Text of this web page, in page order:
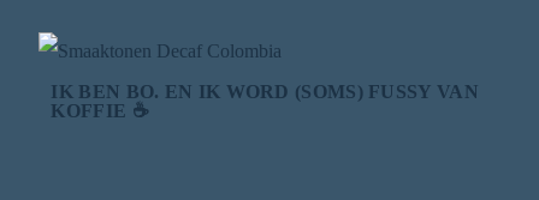
IK BEN BO. EN IK WORD (SOMS) FUSSY VAN
KOFFIE ☕